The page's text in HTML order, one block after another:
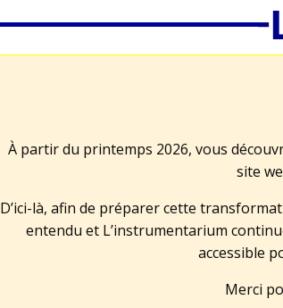
À partir du printemps 2026, vous
site
D’ici-là, afin de préparer cette
entendu et L’instrumentarium
accessible
Merci